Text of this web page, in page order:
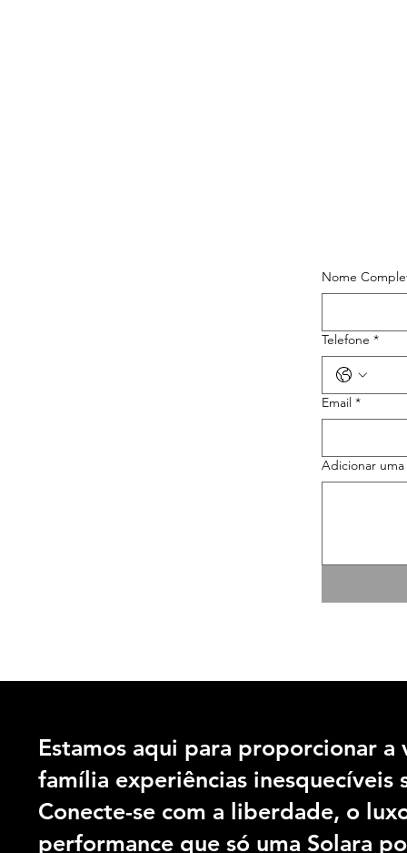
Nome
Telefone *
Email *
Adicionar
Estamos aqui para proporcionar a
família experiências inesquecíveis
Conecte-se com a liberdade, o
performance que só uma Solara